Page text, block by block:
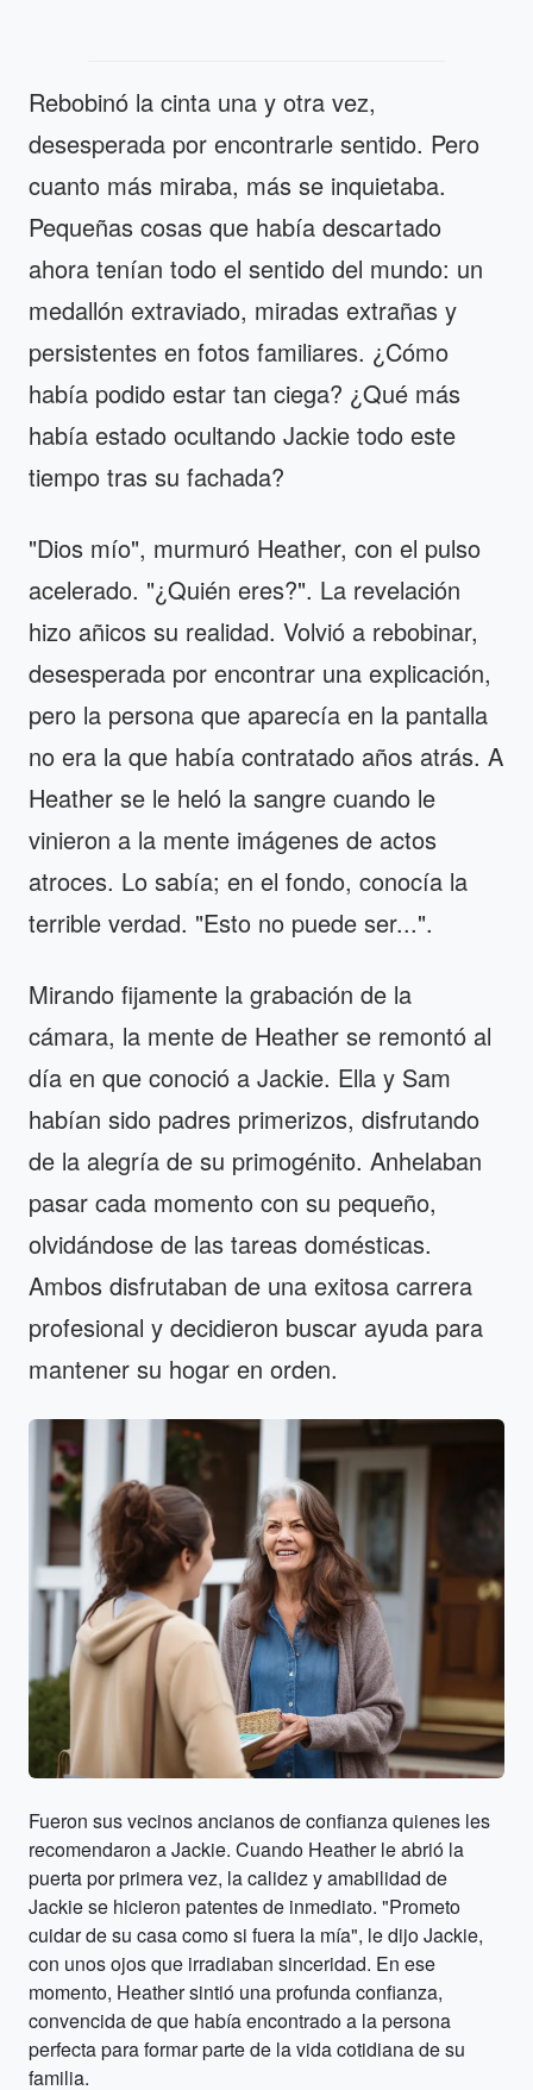
Rebobinó la cinta una y otra vez,
desesperada por encontrarle sentido. Pero
cuanto más miraba, más se inquietaba.
Pequeñas cosas que había descartado
ahora tenían todo el sentido del mundo: un
medallón extraviado, miradas extrañas y
persistentes en fotos familiares. ¿Cómo
había podido estar tan ciega? ¿Qué más
había estado ocultando Jackie todo este
tiempo tras su fachada?
"Dios mío", murmuró Heather, con el pulso
acelerado. "¿Quién eres?". La revelación
hizo añicos su realidad. Volvió a rebobinar,
desesperada por encontrar una explicación,
pero la persona que aparecía en la pantalla
no era la que había contratado años atrás. A
Heather se le heló la sangre cuando le
vinieron a la mente imágenes de actos
atroces. Lo sabía; en el fondo, conocía la
terrible verdad. "Esto no puede ser...".
Mirando fijamente la grabación de la
cámara, la mente de Heather se remontó al
día en que conoció a Jackie. Ella y Sam
habían sido padres primerizos, disfrutando
de la alegría de su primogénito. Anhelaban
pasar cada momento con su pequeño,
olvidándose de las tareas domésticas.
Ambos disfrutaban de una exitosa carrera
profesional y decidieron buscar ayuda para
mantener su hogar en orden.
Fueron sus vecinos ancianos de confianza quienes les
recomendaron a Jackie. Cuando Heather le abrió la
puerta por primera vez, la calidez y amabilidad de
Jackie se hicieron patentes de inmediato. "Prometo
cuidar de su casa como si fuera la mía", le dijo Jackie,
con unos ojos que irradiaban sinceridad. En ese
momento, Heather sintió una profunda confianza,
convencida de que había encontrado a la persona
perfecta para formar parte de la vida cotidiana de su
familia.